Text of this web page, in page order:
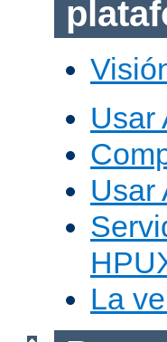
Usar
Usar
La